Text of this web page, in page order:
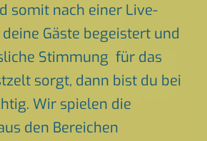
somit nach einer Live-
Gäste begeistert und
Stimmung für das
sorgt, dann bist du bei
Wir spielen die
den Bereichen